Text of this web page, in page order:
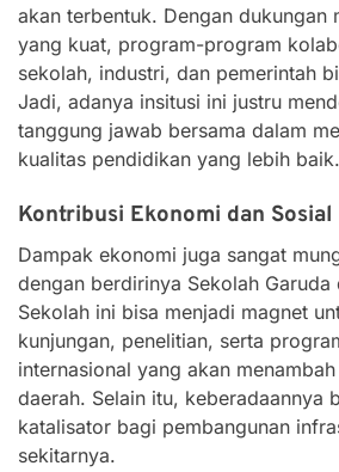
akan terbentuk. Dengan dukungan
yang kuat, program-program
sekolah, industri, dan pemerintah
Jadi, adanya insitusi ini justru
tanggung jawab bersama dalam
kualitas pendidikan yang lebih baik.
Kontribusi Ekonomi dan Sosial
Dampak ekonomi juga sangat
dengan berdirinya Sekolah Garuda
Sekolah ini bisa menjadi magnet
kunjungan, penelitian, serta
internasional yang akan
daerah. Selain itu, keberadaannya
katalisator bagi pembangunan
sekitarnya.